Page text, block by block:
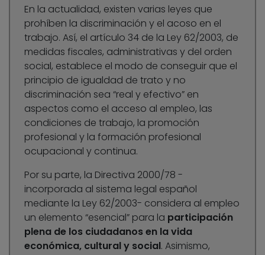
En la actualidad, existen varias leyes que
prohíben la discriminación y el acoso en el
trabajo. Así, el artículo 34 de la Ley 62/2003, de
medidas fiscales, administrativas y del orden
social, establece el modo de conseguir que el
principio de igualdad de trato y no
discriminación sea “real y efectivo” en
aspectos como el acceso al empleo, las
condiciones de trabajo, la promoción
profesional y la formación profesional
ocupacional y continua.
Por su parte, la Directiva 2000/78 -
incorporada al sistema legal español
mediante la Ley 62/2003- considera al empleo
un elemento “esencial” para la participación
plena de los ciudadanos en la vida
económica, cultural y social. Asimismo,